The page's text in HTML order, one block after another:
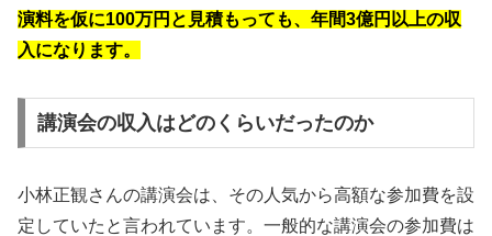
演料を仮に100万円と見積もっても、年間3億円以上の収
入になります。
講演会の収入はどのくらいだったのか
小林正観さんの講演会は、その人気から高額な参加費を設
定していたと言われています。一般的な講演会の参加費は